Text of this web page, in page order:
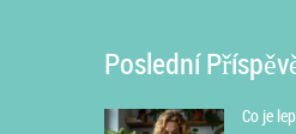
Poslední
Co je